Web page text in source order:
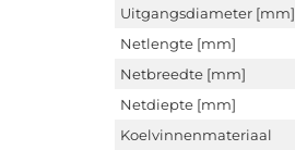
Uitgangsdiameter [mm]
Netlengte [mm]
Netbreedte [mm]
Netdiepte [mm]
Koelvinnenmateriaal